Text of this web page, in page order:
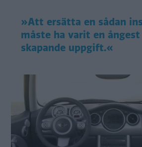
»Att ersätta en sådan
måste ha varit en ångest
skapande uppgift.«